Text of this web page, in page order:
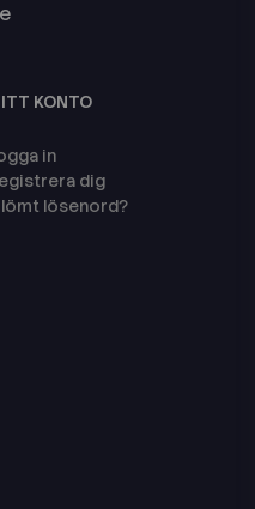
KONTO
in
dig
lösenord?